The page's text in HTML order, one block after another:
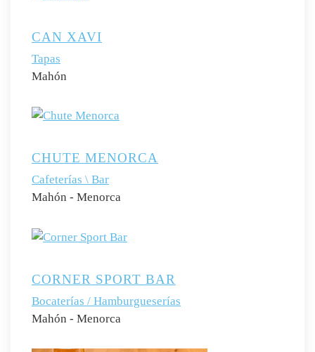
CAN XAVI
Tapas
Mahón
CHUTE MENORCA
Cafeterías \ Bar
Mahón - Menorca
CORNER SPORT BAR
Bocaterías / Hamburgueserías
Mahón - Menorca